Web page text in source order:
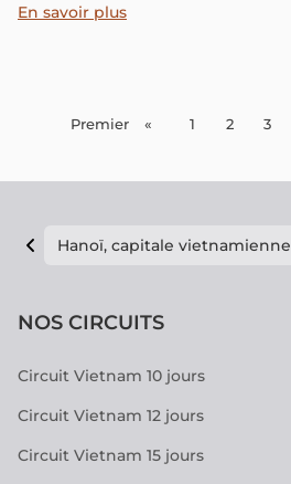
En savoir plus
Premier « 1 2 3
Hanoï, capitale vietnamienne
NOS CIRCUITS
Circuit Vietnam 10 jours
Circuit Vietnam 12 jours
Circuit Vietnam 15 jours